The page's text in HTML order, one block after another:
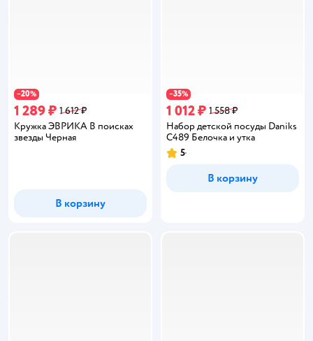
−20%
1 289 ₽ 1 612 ₽
Кружка ЭВРИКА В поисках
звезды Черная
В корзину
−35%
1 012 ₽ 1 558 ₽
Набор детской посуды Daniks
C489 Белочка и утка
Рейтинг:
5
В корзину